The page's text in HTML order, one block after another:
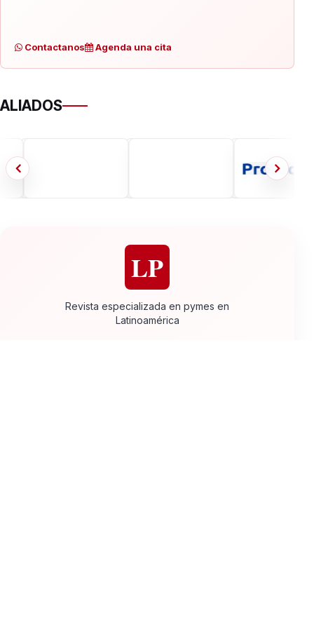
Contactanos Agenda una cita
ALIADOS
LP
Revista especializada en pymes en
Latinoamérica